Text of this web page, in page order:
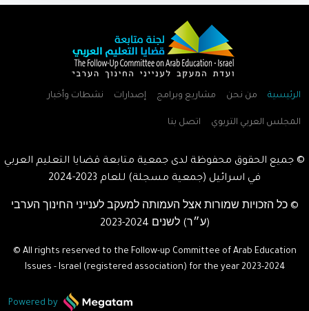
الرئيسية من نحن مشاريع وبرامج إصدارات نشطات وأخبار
المجلس العربي التربوي اتصل بنا
© جميع الحقوق محفوظة لدى جمعية متابعة قضايا التعليم العربي
في اسرائيل (جمعية مسجلة) للعام
© כל הזכויות שמורות אצל העמותה למעקב לענייני החינוך הערבי
(ע״ר) לשנים
© All rights reserved to the Follow-up Committee of Arab Education
Issues - Israel (registered association) for the year2023-2024
Powered by